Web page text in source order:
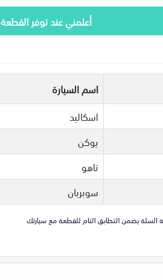
أعلمني عند توفر القطعة
اسم السيارة
اسكاليد
يوكن
تاهو
سوبربان